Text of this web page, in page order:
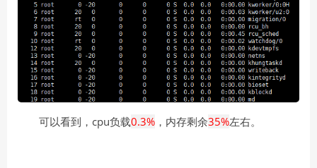
可以看到，cpu负载0.3% ，内存剩余35%左右。